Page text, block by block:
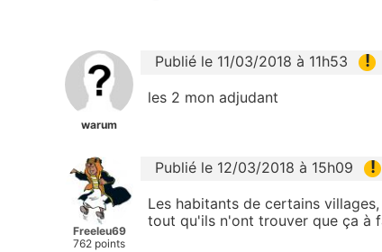
warum
Publié le 11/03/2018 à 11h53 !
les 2 mon adjudant
Freeleu69
762 points
Publié le 12/03/2018 à 15h09 !
Les habitants de certains
tout qu'ils n'ont trouver que ça à